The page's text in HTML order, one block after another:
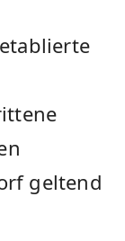
geltend